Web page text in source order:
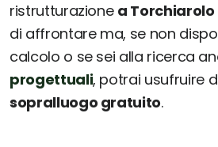
ristrutturazione a Torchiarolo
di affrontare ma, se non
calcolo o se sei alla ricerca
progettuali, potrai usufruire
sopralluogo gratuito.